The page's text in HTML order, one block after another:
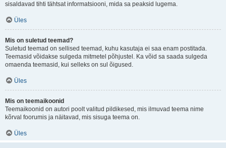
sisaldavad tihti tähtsat informatsiooni, mida sa peaksid lugema.
Üles
Mis on suletud teemad?
Suletud teemad on sellised teemad, kuhu kasutaja ei saa enam postitada.
Teemasid võidakse sulgeda mitmetel põhjustel. Ka võid sa saada sulgeda
omaenda teemasid, kui selleks on sul õigused.
Üles
Mis on teemaikoonid
Teemaikoonid on autori poolt valitud pildikesed, mis ilmuvad teema nime
kõrval foorumis ja näitavad, mis sisuga teema on.
Üles